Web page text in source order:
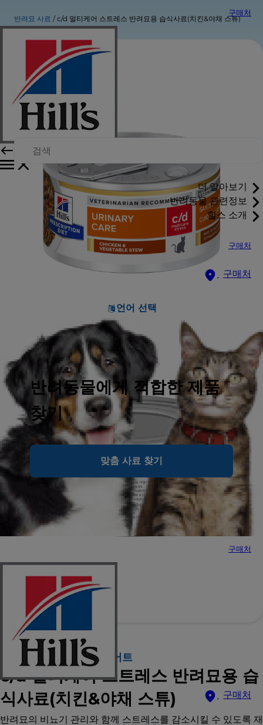
구매처
더 알아보기
반려동물 관련정보
힐스 소개
구매처
구매처
언어 선택
반려동물에게 적합한 제품
찾기
맞춤 사료 찾기
구매처
구매처
반려묘 사료 c/d 멀티케어 스트레스 반려묘용 습식사료(치킨&야채 스튜)
힐스 프리스크립션 다이어트
c/d 멀티케어 스트레스 반려묘용 습
식사료(치킨&야채 스튜)
반려묘의 비뇨기 관리와 함께 스트레스를 감소시킬 수 있도록 재